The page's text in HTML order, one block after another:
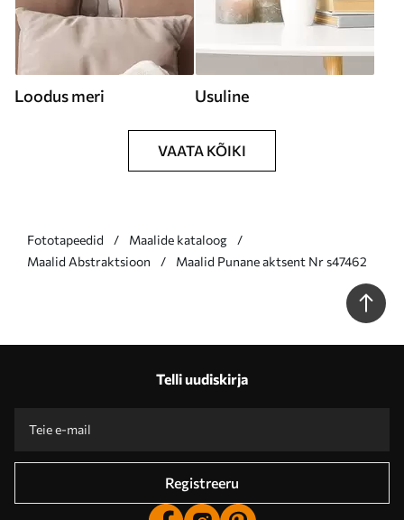
Loodus meri Usuline
VAATA KÕIKI
Fototapeedid
Maalide kataloog
Maalid Abstraktsioon
Maalid Punane aktsent Nr s47462
Telli uudiskirja
Registreeru